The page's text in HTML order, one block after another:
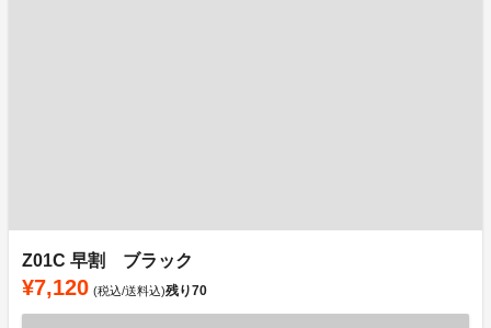
Z01C 早割 ブラック
¥7,120 (税込/送料込)残り70